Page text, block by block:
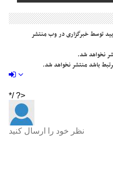
توسط خبرگزاری در وب منتشر
نخواهد شد.
باشد منتشر نخواهد شد.